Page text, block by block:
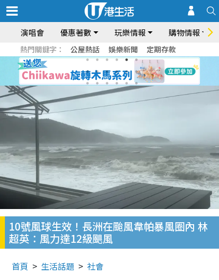
演唱會 優惠著數 玩樂情報 購物情報
熱門關鍵字： 公屋熱話 娛樂新聞 定期存款
10號風球生效！長洲在颱風韋帕暴風圈內 林
超英：風力達12級颶風
首頁 生活話題 社會